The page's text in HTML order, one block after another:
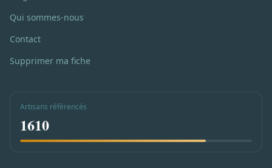
Qui sommes-nous
Contact
Supprimer ma fiche
Artisans référencés
1610